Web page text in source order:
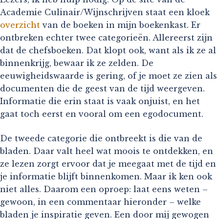
Academie Culinair/Wijnschrijven staat een kloek
overzichtvan de boeken in mijn boekenkast. Er
ontbreken echter twee categorieën. Allereerst zijn
dat de chefsboeken. Dat klopt ook, want als ik ze al
binnenkrijg, bewaar ik ze zelden. De
eeuwigheidswaarde is gering, of je moet ze zien als
documenten die de geest van de tijd weergeven.
Informatie die erin staat is vaak onjuist, en het
gaat toch eerst en vooral om een egodocument.
De tweede categorie die ontbreekt is die van de
bladen. Daar valt heel wat moois te ontdekken, en
ze lezen zorgt ervoor dat je meegaat met de tijd en
je informatie blijft binnenkomen. Maar ik ken ook
niet alles. Daarom een oproep: laat eens weten –
gewoon, in een commentaar hieronder – welke
bladen je inspiratie geven. Een door mij gewogen